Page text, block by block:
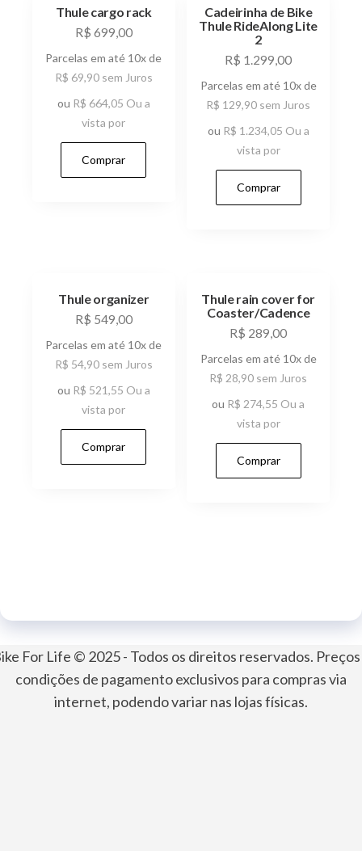
Thule cargo rack
R$ 699,00
Parcelas em até 10x de
R$ 69,90 sem Juros
ou R$ 664,05 Ou a
vista por
Comprar
Cadeirinha de Bike
Thule RideAlong Lite
2
R$ 1.299,00
Parcelas em até 10x de
R$ 129,90 sem Juros
ou R$ 1.234,05 Ou a
vista por
Comprar
Thule organizer
R$ 549,00
Parcelas em até 10x de
R$ 54,90 sem Juros
ou R$ 521,55 Ou a
vista por
Comprar
Thule rain cover for
Coaster/Cadence
R$ 289,00
Parcelas em até 10x de
R$ 28,90 sem Juros
ou R$ 274,55 Ou a
vista por
Comprar
For Life © 2025 - Todos os direitos reservados. Preços
condições de pagamento exclusivos para compras via
internet, podendo variar nas lojas físicas.